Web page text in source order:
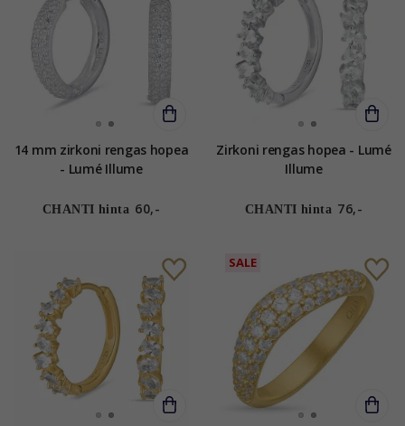
14 mm zirkoni rengas hopea
- Lumé Illume
CHANTI hinta 60,-
Zirkoni rengas hopea - Lumé
Illume
CHANTI hinta 76,-
SALE